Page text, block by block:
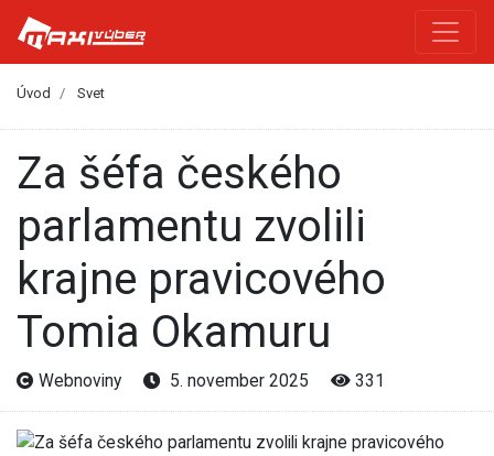
Úvod Svet
Za šéfa českého
parlamentu zvolili
krajne pravicového
Tomia Okamuru
Webnoviny 5. november 2025 331